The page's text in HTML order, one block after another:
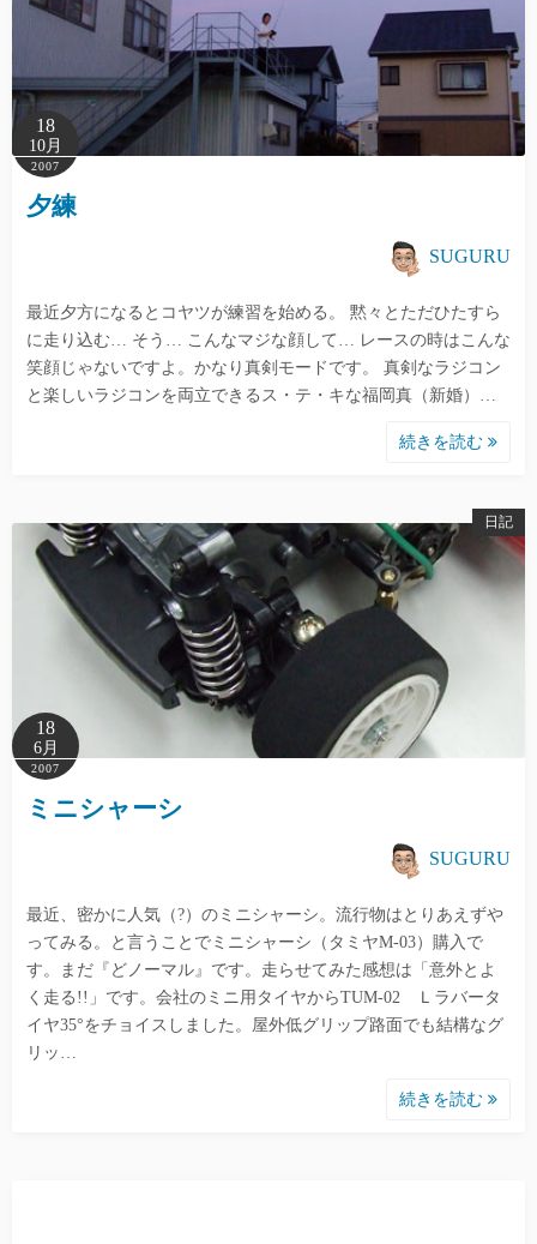
18
10月
2007
夕練
SUGURU
最近夕方になるとコヤツが練習を始める。 黙々とただひたすら
に走り込む… そう… こんなマジな顔して… レースの時はこんな
笑顔じゃないですよ。かなり真剣モードです。 真剣なラジコン
と楽しいラジコンを両立できるス・テ・キな福岡真（新婚）…
続きを読む
日記
18
6月
2007
ミニシャーシ
SUGURU
最近、密かに人気（?）のミニシャーシ。流行物はとりあえずや
ってみる。と言うことでミニシャーシ（タミヤM-03）購入で
す。まだ『どノーマル』です。走らせてみた感想は「意外とよ
く走る!!」です。会社のミニ用タイヤからTUM-02 Ｌラバータ
イヤ35°をチョイスしました。屋外低グリップ路面でも結構なグ
リッ…
続きを読む